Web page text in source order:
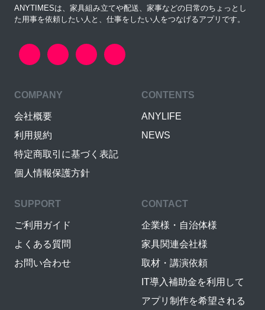
ANYTIMESは、家具組み立てや配送、家事などの日常のちょっとし
た用事を依頼したい人と、仕事をしたい人をつなげるアプリです。
COMPANY
会社概要
利用規約
特定商取引に基づく表記
個人情報保護方針
CONTENTS
ANYLIFE
NEWS
SUPPORT
ご利用ガイド
よくある質問
お問い合わせ
CONTACT
企業様・自治体様
家具関連会社様
取材・講演依頼
IT導入補助金を利用して
アプリ制作を希望される